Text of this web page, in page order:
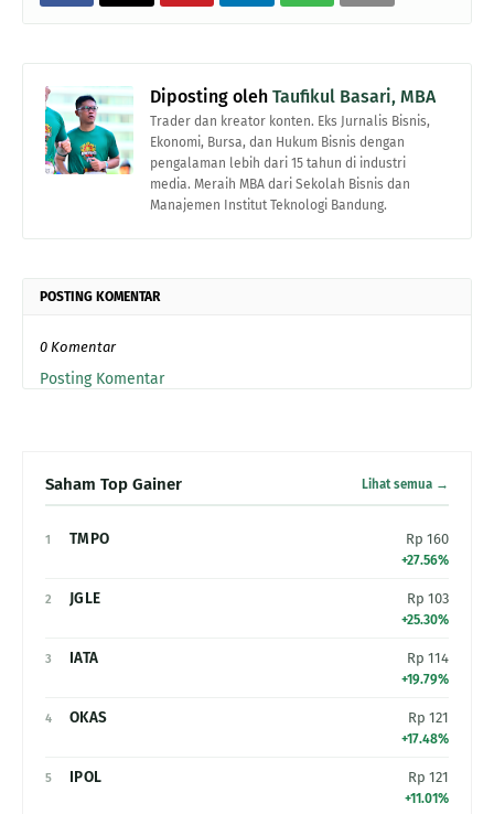
Diposting oleh Taufikul Basari, MBA
Trader dan kreator konten. Eks Jurnalis Bisnis,
Ekonomi, Bursa, dan Hukum Bisnis dengan
pengalaman lebih dari 15 tahun di industri
media. Meraih MBA dari Sekolah Bisnis dan
Manajemen Institut Teknologi Bandung.
POSTING KOMENTAR
0 Komentar
Posting Komentar
Saham Top Gainer Lihat semua →
1 TMPO Rp 160
+27.56%
2 JGLE Rp 103
+25.30%
3 IATA Rp 114
+19.79%
4 OKAS Rp 121
+17.48%
5 IPOL Rp 121
+11.01%